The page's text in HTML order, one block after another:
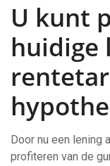
U kunt
huidige
Door nu een lening
profiteren van de